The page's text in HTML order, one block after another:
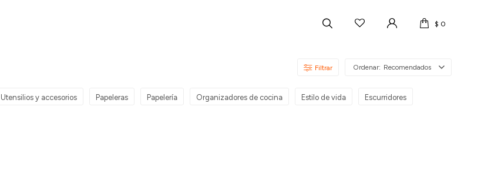
$ 0
Recomendados
Utensilios y accesorios Papeleras Papelería Organizadores de cocina Estilo de vida
Escurridores